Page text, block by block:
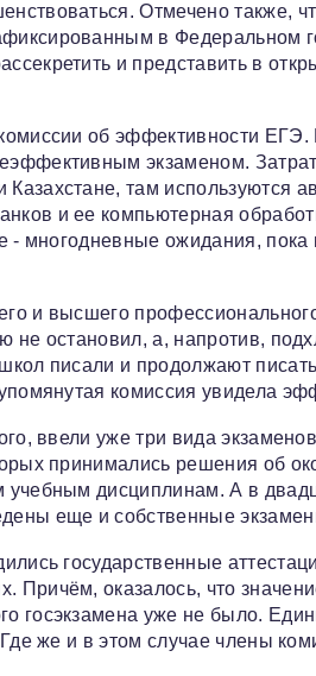
Отмечено также,
в Федеральном
и представить в
об эффективности
экзаменом.
там используются
и ее компьютерная
- многодневные ожидания,
и высшего
не остановил, а, напротив,
писали и продолжают
комиссия увидела
ввели уже три вида
принимались решения об
дисциплинам. А в
еще и собственные
государственные
Причём, оказалось, что
госэкзамена уже не было.
же и в этом случае члены